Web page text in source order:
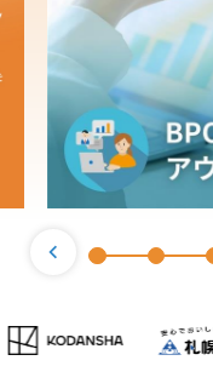
1つ前のスライ